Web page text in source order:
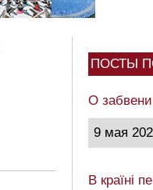
ПОСТЫ
О
9 мая
В країні